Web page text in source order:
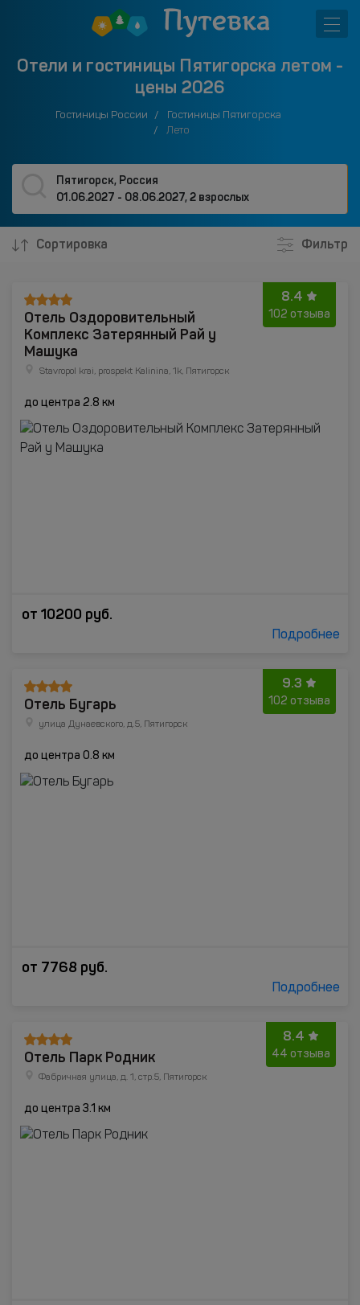
Отели и гостиницы Пятигорска летом -
цены 2026
Гостиницы России
Гостиницы Пятигорска
Лето
Пятигорск, Россия
01.06.2027 - 08.06.2027,2 взрослых
Сортировка Фильтр
8.4
102 отзыва
Отель Оздоровительный
Комплекс Затерянный Рай у
Машука
Stavropol krai, prospekt Kalinina, 1k, Пятигорск
до центра 2.8 км
от 10200 руб.
Подробнее
9.3
102 отзыва
Отель Бугарь
улица Дунаевского, д.5, Пятигорск
до центра 0.8 км
от 7768 руб.
Подробнее
8.4
44 отзыва
Отель Парк Родник
Фабричная улица, д. 1, стр.5, Пятигорск
до центра 3.1 км